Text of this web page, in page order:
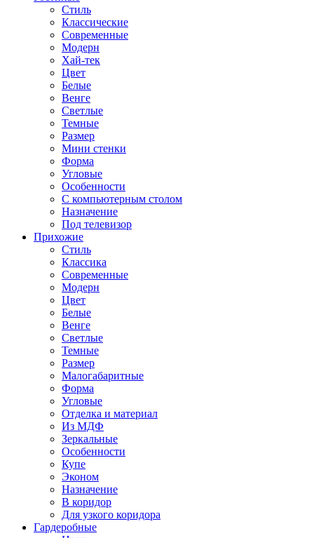
Стиль
Классические
Современные
Модерн
Хай-тек
Цвет
Белые
Венге
Светлые
Темные
Размер
Мини стенки
Форма
Угловые
Особенности
С компьютерным столом
Назначение
Под телевизор
Прихожие
Стиль
Классика
Современные
Модерн
Цвет
Белые
Венге
Светлые
Темные
Размер
Малогабаритные
Форма
Угловые
Отделка и материал
Из МДФ
Зеркальные
Особенности
Купе
Эконом
Назначение
В коридор
Для узкого коридора
Гардеробные